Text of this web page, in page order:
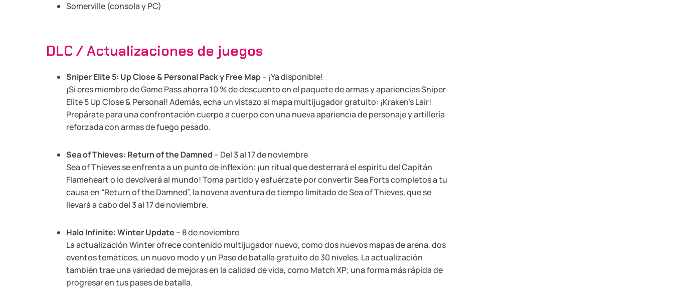
Somerville (consola y PC)
DLC / Actualizaciones de juegos
Sniper Elite 5: Up Close & Personal Pack y Free Map– ¡Ya disponible!
¡Si eres miembro de Game Pass ahorra 10 % de descuento en el paquete de armas y apariencias Sniper
Elite 5 Up Close & Personal! Además, echa un vistazo al mapa multijugador gratuito: ¡Kraken’s Lair!
Prepárate para una confrontación cuerpo a cuerpo con una nueva apariencia de personaje y artillería
reforzada con armas de fuego pesado.
Sea of ​​Thieves: Return of the Damned – Del 3 al 17 de noviembre
Sea of ​​Thieves se enfrenta a un punto de inflexión: ¡un ritual que desterrará el espíritu del Capitán
Flameheart o lo devolverá al mundo! Toma partido y esfuérzate por convertir Sea Forts completos a tu
causa en “Return of the Damned”, la novena aventura de tiempo limitado de Sea of ​​Thieves, que se
llevará a cabo del 3 al 17 de noviembre.
Halo Infinite: Winter Update – 8 de noviembre
La actualización Winter ofrece contenido multijugador nuevo, como dos nuevos mapas de arena, dos
eventos temáticos, un nuevo modo y un Pase de batalla gratuito de 30 niveles. La actualización
también trae una variedad de mejoras en la calidad de vida, como Match XP; una forma más rápida de
progresar en tus pases de batalla.